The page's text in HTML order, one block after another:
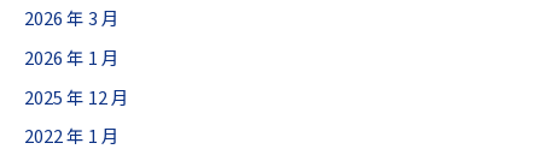
2026 年 3 月
2026 年 1 月
2025 年 12 月
2022 年 1 月